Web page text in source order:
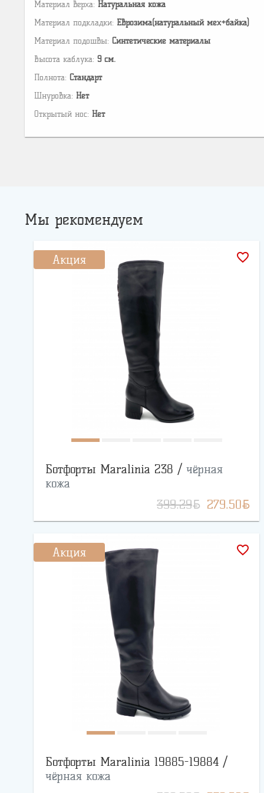
Материал верха: Натуральная кожа
Материал подкладки: Еврозима(натуральный мех+байка)
Материал подошвы: Cинтетические материалы
Высота каблука: 9 см.
Полнота: Стандарт
Шнуровка: Нет
Открытый нос: Нет
Мы рекомендуем
Акция favorite_border
Ботфорты Maralinia 238 / чёрная
кожа
399.29BYN 279.50BYN
Акция favorite_border
Ботфорты Maralinia 19885-19884 /
чёрная кожа